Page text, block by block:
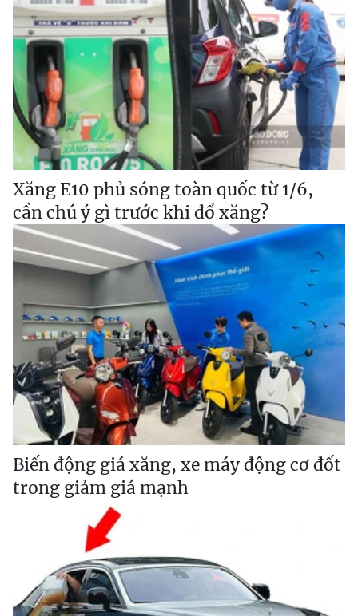
Xăng E10 phủ sóng toàn quốc từ 1/6,
cần chú ý gì trước khi đổ xăng?
Biến động giá xăng, xe máy động cơ đốt
trong giảm giá mạnh